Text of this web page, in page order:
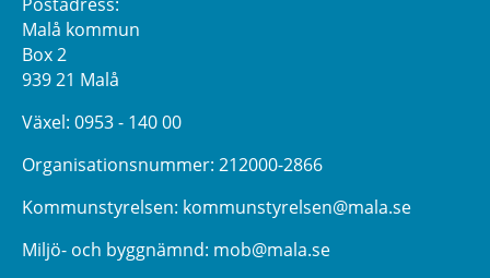
Malå kommun
Box 2
939 21 Malå
Växel: 0953 - 140 00
Organisationsnummer: 212000-2866
Kommunstyrelsen: kommunstyrelsen@mala.se
Miljö- och byggnämnd: mob@mala.se